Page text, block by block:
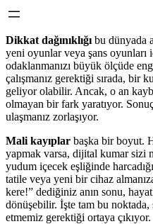
Dikkat dağınıklığı bu dünyada
yeni oyunlar veya şans oyunları
odaklanmanızı büyük ölçüde
çalışmanız gerektiği sırada, bir
geliyor olabilir. Ancak, o an
olmayan bir fark yaratıyor.
ulaşmanız zorlaşıyor.
Mali kayıplar başka bir boyut.
yapmak varsa, dijital kumar sizi
yudum içecek eşliğinde
tatile veya yeni bir cihaz
kere!” dediğiniz anın sonu,
dönüşebilir. İşte tam bu
etmemiz gerektiği ortaya çıkıyor.